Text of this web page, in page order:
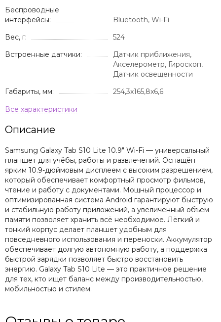
Беспроводные
интерфейсы:
Bluetooth, Wi-Fi
Вес, г:
524
Встроенные датчики:
Датчик приближения,
Акселерометр, Гироскоп,
Датчик освещенности
Габариты, мм:
254,3x165,8x6,6
Описание
Samsung Galaxy Tab S10 Lite 10.9" Wi-Fi — универсальный
планшет для учёбы, работы и развлечений. Оснащён
ярким 10.9-дюймовым дисплеем с высоким разрешением,
который обеспечивает комфортный просмотр фильмов,
чтение и работу с документами. Мощный процессор и
оптимизированная система Android гарантируют быструю
и стабильную работу приложений, а увеличенный объём
памяти позволяет хранить всё необходимое. Лёгкий и
тонкий корпус делает планшет удобным для
повседневного использования и переноски. Аккумулятор
обеспечивает долгую автономную работу, а поддержка
быстрой зарядки позволяет быстро восстановить
энергию. Galaxy Tab S10 Lite — это практичное решение
для тех, кто ищет баланс между производительностью,
мобильностью и стилем.